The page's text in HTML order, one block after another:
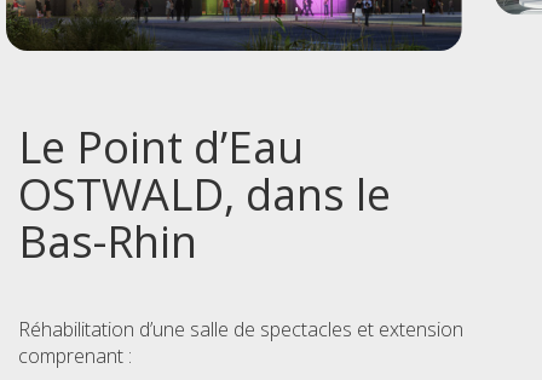
Le Point d’Eau
OSTWALD, dans le
Bas-Rhin
Réhabilitation d’une salle de spectacles et extension
comprenant :